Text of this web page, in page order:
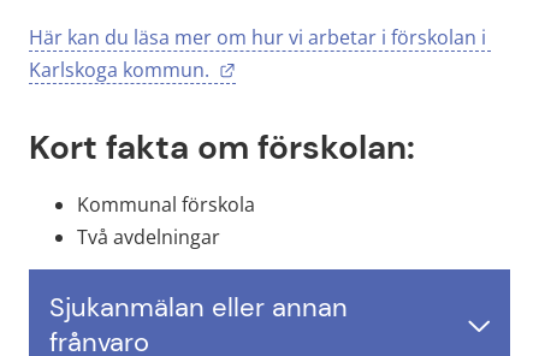
Här kan du läsa mer om hur vi arbetar i förskolan i
Karlskoga kommun.
Kort fakta om förskolan:
Kommunal förskola
Två avdelningar
Sjukanmälan eller annan
frånvaro